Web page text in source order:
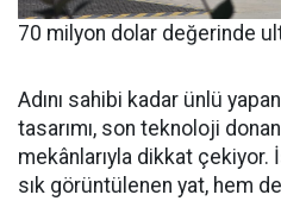
70 milyon dolar değerinde
Adını sahibi kadar ünlü
tasarımı, son teknoloji
mekânlarıyla dikkat çekiyor.
sık görüntülenen yat, hem